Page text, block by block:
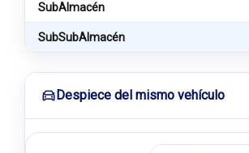
SubAlmacén
SubSubAlmacén
Despiece del mismo vehículo